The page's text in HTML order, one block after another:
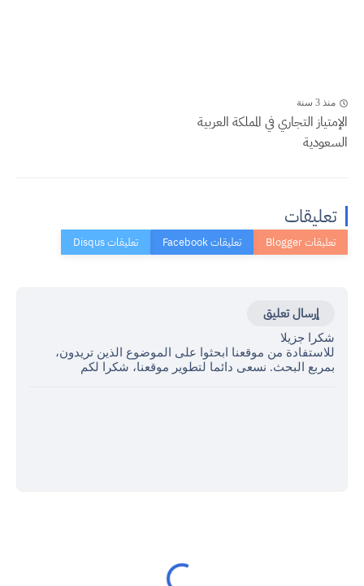
منذ 3 سنة
الإمتياز التجاري في المملكة العربية
السعودية
تعليقات
إرسال تعليق
شكرا جزيلا
للاستفادة من موقعنا ابحثوا على الموضوع الذين تريدون،
بمربع البحث. نسعى دائما لتطوير موقعنا، شكرا لكم